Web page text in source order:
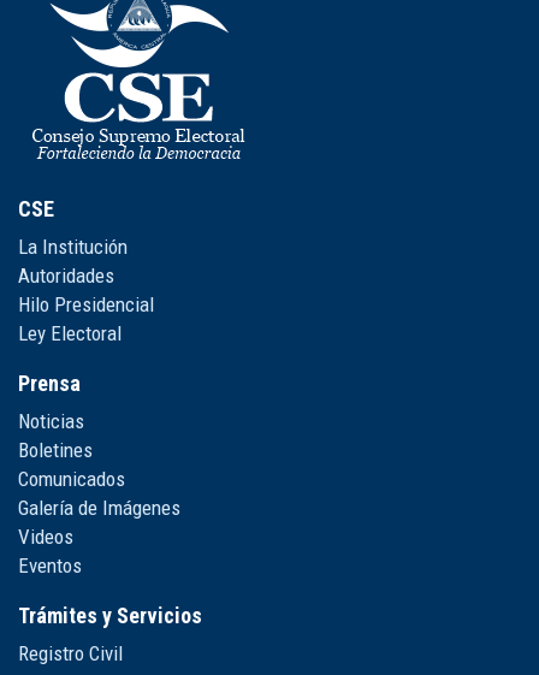
CSE
La Institución
Autoridades
Hilo Presidencial
Ley Electoral
Prensa
Noticias
Boletines
Comunicados
Galería de Imágenes
Videos
Eventos
Trámites y Servicios
Registro Civil